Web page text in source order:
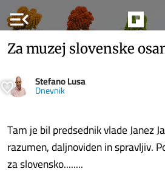
menu_open
Za muzej slovenske
Stefano Lusa
Dnevnik
Tam je bil predsednik vlade Janez
razumen, daljnoviden in spravljiv.
za slovensko........